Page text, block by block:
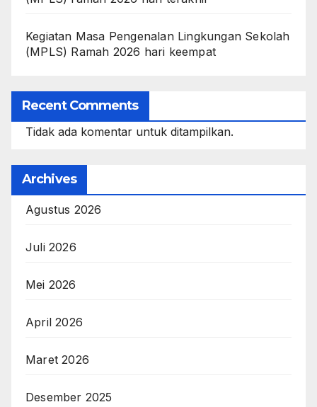
Kegiatan Masa Pengenalan Lingkungan Sekolah
(MPLS) Ramah 2026 hari keempat
Recent Comments
Tidak ada komentar untuk ditampilkan.
Archives
Agustus 2026
Juli 2026
Mei 2026
April 2026
Maret 2026
Desember 2025